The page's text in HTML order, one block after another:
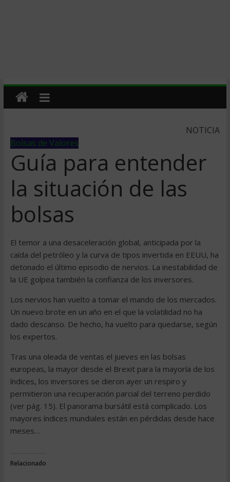
NOTICIA
Bolsas de Valores
Guía para entender
la situación de las
bolsas
El temor a una desaceleración global, anticipada por la
caída del petróleo y la curva de tipos invertida en EEUU, ha
detonado el último episodio de nervios. La inestabilidad de
la UE golpea también la confianza de los inversores.
Los nervios han vuelto a tomar el mando de los mercados.
Un nuevo brote en un año en el que la volatilidad no ha
dado descanso. De hecho, ha vuelto para quedarse, según
los expertos.
Tras una oleada de ventas el jueves en las bolsas
europeas, la mayor desde el Brexit para la mayoría de los
índices, los inversores se dieron ayer un respiro y
permitieron una recuperación parcial del terreno perdido
(ver pág. 15). El panorama bursátil está complicado. Los
mayores índices mundiales están en pérdidas desde hace
meses…
Relacionado